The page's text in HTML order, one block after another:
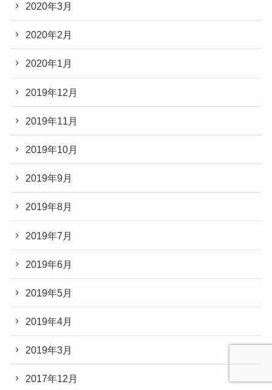
2020年3月
2020年2月
2020年1月
2019年12月
2019年11月
2019年10月
2019年9月
2019年8月
2019年7月
2019年6月
2019年5月
2019年4月
2019年3月
2017年12月